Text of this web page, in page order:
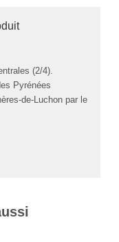
(2/4).
Pyrénées
de-Luchon par le